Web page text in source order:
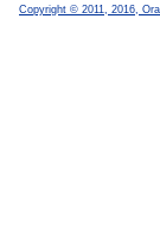
Copyright © 2011, 2016,